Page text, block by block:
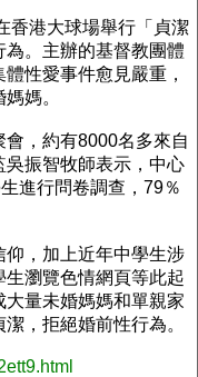
香港大球場舉行「貞潔
。主辦的基督教團體
性愛事件愈見嚴重，
媽。
，約有8000名多來自
振智牧師表示，中心
進行問卷調查，79％
，加上近年中學生涉
瀏覽色情網頁等此起
量未婚媽媽和單親家
，拒絕婚前性行為。